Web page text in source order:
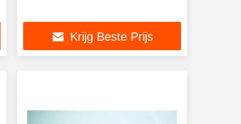
Krijg Beste Prijs